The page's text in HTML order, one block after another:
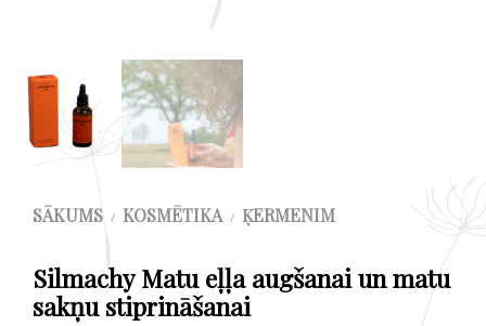
SĀKUMS / KOSMĒTIKA / ĶERMENIM
Silmachy Matu eļļa augšanai un matu
sakņu stiprināšanai